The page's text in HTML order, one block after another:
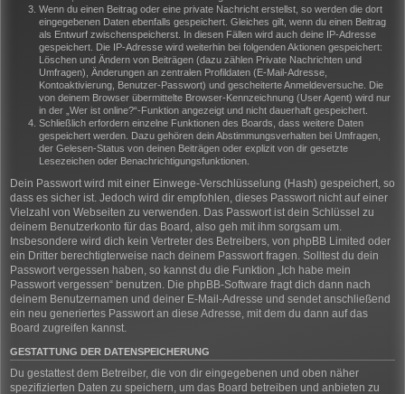
Wenn du einen Beitrag oder eine private Nachricht erstellst, so werden die dort
eingegebenen Daten ebenfalls gespeichert. Gleiches gilt, wenn du einen Beitrag
als Entwurf zwischenspeicherst. In diesen Fällen wird auch deine IP-Adresse
gespeichert. Die IP-Adresse wird weiterhin bei folgenden Aktionen gespeichert:
Löschen und Ändern von Beiträgen (dazu zählen Private Nachrichten und
Umfragen), Änderungen an zentralen Profildaten (E-Mail-Adresse,
Kontoaktivierung, Benutzer-Passwort) und gescheiterte Anmeldeversuche. Die
von deinem Browser übermittelte Browser-Kennzeichnung (User Agent) wird nur
in der „Wer ist online?“-Funktion angezeigt und nicht dauerhaft gespeichert.
Schließlich erfordern einzelne Funktionen des Boards, dass weitere Daten
gespeichert werden. Dazu gehören dein Abstimmungsverhalten bei Umfragen,
der Gelesen-Status von deinen Beiträgen oder explizit von dir gesetzte
Lesezeichen oder Benachrichtigungsfunktionen.
Dein Passwort wird mit einer Einwege-Verschlüsselung (Hash) gespeichert, so
dass es sicher ist. Jedoch wird dir empfohlen, dieses Passwort nicht auf einer
Vielzahl von Webseiten zu verwenden. Das Passwort ist dein Schlüssel zu
deinem Benutzerkonto für das Board, also geh mit ihm sorgsam um.
Insbesondere wird dich kein Vertreter des Betreibers, von phpBB Limited oder
ein Dritter berechtigterweise nach deinem Passwort fragen. Solltest du dein
Passwort vergessen haben, so kannst du die Funktion „Ich habe mein
Passwort vergessen“ benutzen. Die phpBB-Software fragt dich dann nach
deinem Benutzernamen und deiner E-Mail-Adresse und sendet anschließend
ein neu generiertes Passwort an diese Adresse, mit dem du dann auf das
Board zugreifen kannst.
GESTATTUNG DER DATENSPEICHERUNG
Du gestattest dem Betreiber, die von dir eingegebenen und oben näher
spezifizierten Daten zu speichern, um das Board betreiben und anbieten zu